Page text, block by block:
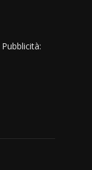
Pubblicità: